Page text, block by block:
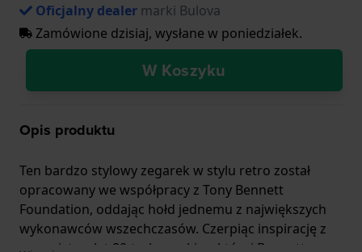
Oficjalny dealer marki Bulova
Zamówione dzisiaj, wysłane w poniedziałek.
W Koszyku
Opis produktu
Ten bardzo stylowy zegarek w stylu retro został
opracowany we współpracy z Tony Bennett
Foundation, oddając hołd jednemu z największych
wykonawców wszechczasów. Czerpiąc inspirację z
wzornictwa lat 80-tych, epoki, w której Bennett